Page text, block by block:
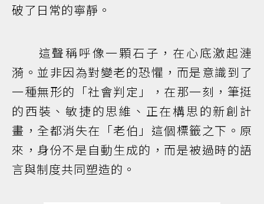
破了日常的寧靜。
這聲稱呼像一顆石子，在心底激起漣
漪。並非因為對變老的恐懼，而是意識到了
一種無形的「社會判定」，在那一刻，筆挺
的西裝、敏捷的思維、正在構思的新創計
畫，全都消失在「老伯」這個標籤之下。原
來，身份不是自動生成的，而是被過時的語
言與制度共同塑造的。